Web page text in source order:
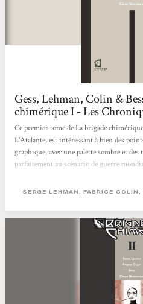
Gess, Lehman, Colin &
chimérique I - Les
Ce premier tome de La brigade
L'Atalante, est intéressant à bien des
graphique, avec une palette sombre et
parfaitement au scénario de guerre
l'impression d'avoir un bon comics entre
personnages principaux, qui aide
SERGE LEHMAN, FABRICE COLIN,